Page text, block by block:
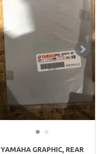
YAMAHA GRAPHIC, REAR